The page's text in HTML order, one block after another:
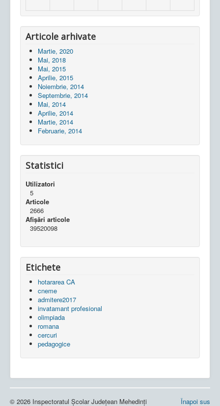
Articole arhivate
Martie, 2020
Mai, 2018
Mai, 2015
Aprilie, 2015
Noiembrie, 2014
Septembrie, 2014
Mai, 2014
Aprilie, 2014
Martie, 2014
Februarie, 2014
Statistici
Utilizatori
5
Articole
2666
Afișări articole
39520098
Etichete
hotararea CA
cneme
admitere2017
invatamant profesional
olimpiada
romana
cercuri
pedagogice
Înapoi sus
© 2026 Inspectoratul Școlar Județean Mehedinți